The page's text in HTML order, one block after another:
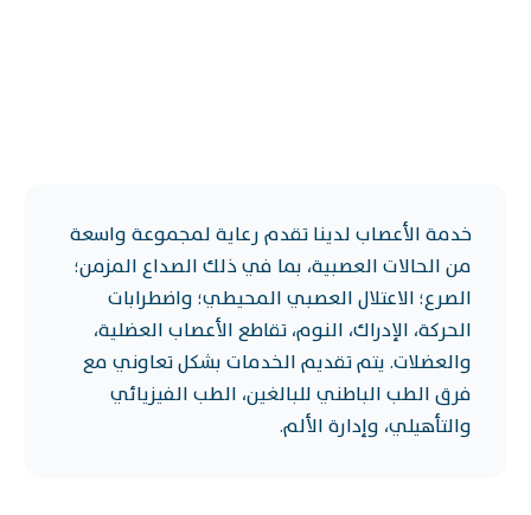
خدمة الأعصاب لدينا تقدم رعاية لمجموعة واسعة
من الحالات العصبية، بما في ذلك الصداع المزمن؛
الصرع؛ الاعتلال العصبي المحيطي؛ واضطرابات
الحركة، الإدراك، النوم، تقاطع الأعصاب العضلية،
والعضلات. يتم تقديم الخدمات بشكل تعاوني مع
فرق الطب الباطني للبالغين، الطب الفيزيائي
والتأهيلي، وإدارة الألم.